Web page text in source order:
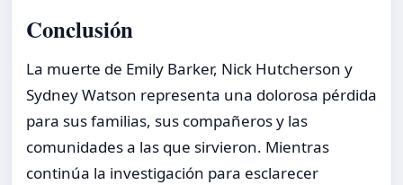
Conclusión
La muerte de Emily Barker, Nick Hutcherson y
Sydney Watson representa una dolorosa pérdida
para sus familias, sus compañeros y las
comunidades a las que sirvieron. Mientras
continúa la investigación para esclarecer